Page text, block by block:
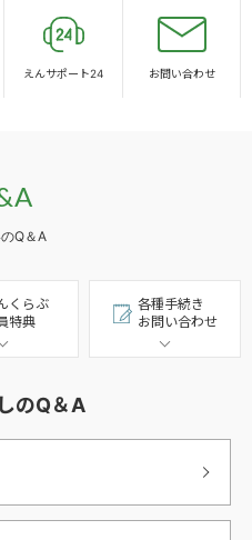
えんサポート24 お問い合わせ
Q＆A
くらぶ
特典
各種手続き
お問い合わせ
のQ＆A